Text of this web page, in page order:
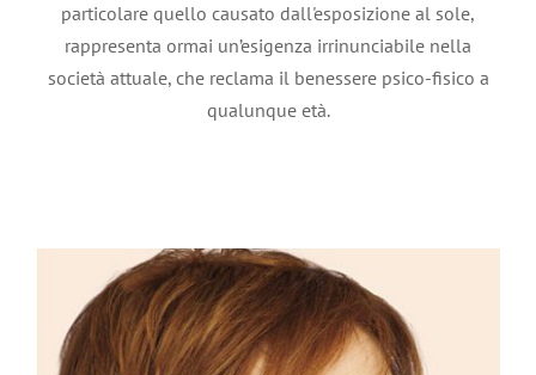
particolare quello causato dall'esposizione al sole,
rappresenta ormai un’esigenza irrinunciabile nella
società attuale, che reclama il benessere psico-fisico a
qualunque età.
Radiofrequenza